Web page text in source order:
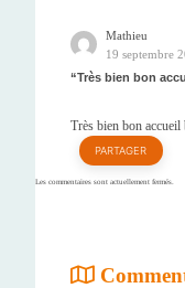
Mathieu
19 septembre
Très bien bon
Très bien bon
PARTAGER
Les commentaires sont actuellement fermés.